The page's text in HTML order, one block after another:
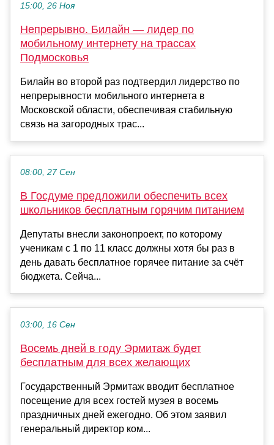
15:00, 26 Ноя
Непрерывно. Билайн — лидер по
мобильному интернету на трассах
Подмосковья
Билайн во второй раз подтвердил лидерство по
непрерывности мобильного интернета в
Московской области, обеспечивая стабильную
связь на загородных трас...
08:00, 27 Сен
В Госдуме предложили обеспечить всех
школьников бесплатным горячим питанием
Депутаты внесли законопроект, по которому
ученикам с 1 по 11 класс должны хотя бы раз в
день давать бесплатное горячее питание за счёт
бюджета. Сейча...
03:00, 16 Сен
Восемь дней в году Эрмитаж будет
бесплатным для всех желающих
Государственный Эрмитаж вводит бесплатное
посещение для всех гостей музея в восемь
праздничных дней ежегодно. Об этом заявил
генеральный директор ком...